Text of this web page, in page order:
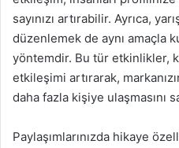
sayınızı artırabilir. Ayrıca,
düzenlemek de aynı amaçla
yöntemdir. Bu tür etkinlikler,
etkileşimi artırarak,
daha fazla kişiye ulaşmasını
Paylaşımlarınızda hikaye